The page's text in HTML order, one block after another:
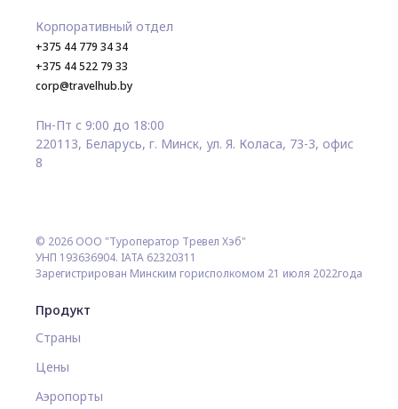
Корпоративный отдел
+375 44 779 34 34
+375 44 522 79 33
corp@travelhub.by
Пн-Пт с 9:00 до 18:00
220113, Беларусь, г. Минск, ул. Я. Коласа, 73-3, офис
8
© 2026 ООО "Туроператор Тревел Хэб"
УНП 193636904. IATA 62320311
Зарегистрирован Минским горисполкомом 21 июля 2022года
Продукт
Страны
Цены
Аэропорты